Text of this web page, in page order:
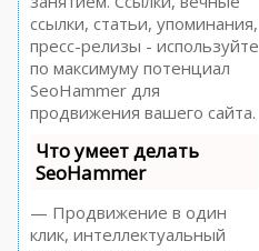
ссылки, статьи, упоминания,
пресс-релизы - используйте
по максимуму потенциал
SeoHammer для
продвижения вашего сайта.
Что умеет делать
SeoHammer
— Продвижение в один
клик, интеллектуальный